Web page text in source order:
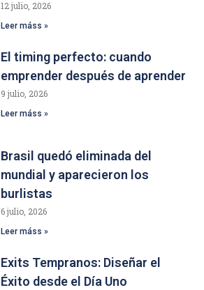
12 julio, 2026
Leer máss »
El timing perfecto: cuando
emprender después de aprender
9 julio, 2026
Leer máss »
Brasil quedó eliminada del
mundial y aparecieron los
burlistas
6 julio, 2026
Leer máss »
Exits Tempranos: Diseñar el
Éxito desde el Día Uno